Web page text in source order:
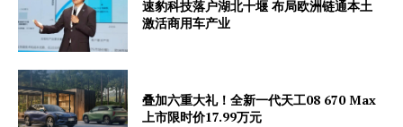
速豹科技落户湖北十堰 布局欧洲链通本土
激活商用车产业
叠加六重大礼！全新一代天工08 670 Max
上市限时价17.99万元